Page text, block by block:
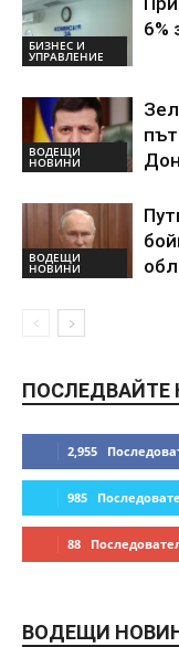
БИЗНЕС И
УПРАВЛЕНИЕ
6%
ВОДЕЩИ
НОВИНИ
ВОДЕЩИ
НОВИНИ
ПОСЛЕДВАЙТЕ
2,955
985
88
ВОДЕЩИ